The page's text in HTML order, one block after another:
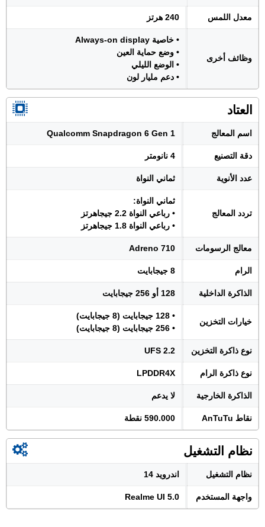
معدل اللمس 240 هرتز
وظائف أخرى
• خاصية Always-on display
• وضع حماية العين
• الوضع الليلي
• دعم مليار لون
العتاد
اسم المعالج Qualcomm Snapdragon 6 Gen 1
دقة التصنيع 4 نانومتر
عدد الأنوية ثماني النواة
تردد المعالج
ثماني النواة:
• رباعي النواة 2.2 جيجاهرتز
• رباعي النواة 1.8 جيجاهرتز
معالج الرسومات Adreno 710
الرام 8 جيجابايت
الذاكرة الداخلية 128 أو 256 جيجابايت
خيارات التخزين
• 128 جيجابايت (8 جيجابايت)
• 256 جيجابايت (8 جيجابايت)
نوع ذاكرة التخزين UFS 2.2
نوع ذاكرة الرام LPDDR4X
الذاكرة الخارجية لا يدعم
نقاط AnTuTu 590.000 نقطة
نظام التشغيل
نظام التشغيل اندرويد 14
واجهة المستخدم Realme UI 5.0